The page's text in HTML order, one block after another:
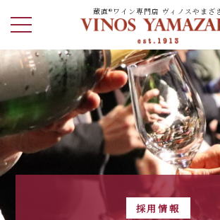
蔵直®ワイン専門店 ヴィノスやまざ
採用情報